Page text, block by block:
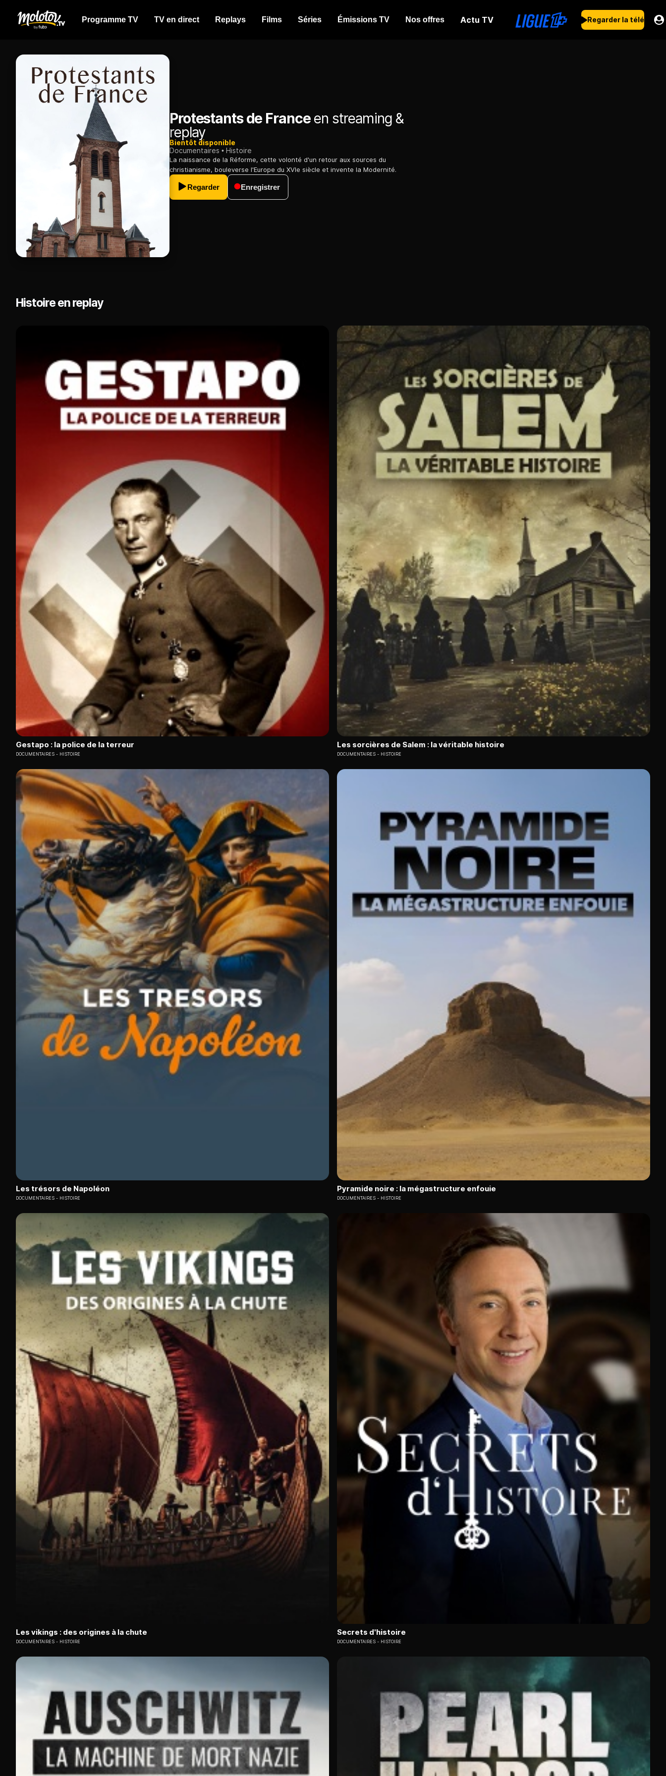
Programme TV TV en direct Replays Films Séries Émissions TV Nos offres Actu TV Regarder la télé
Protestants de Franceen streaming &
replay
Bientôt disponible
Documentaires
Histoire
La naissance de la Réforme, cette volonté d'un retour aux sources du
christianisme, bouleverse l'Europe du XVIe siècle et invente la Modernité.
Regarder Enregistrer
Histoire en replay
Gestapo : la police de la terreur
DOCUMENTAIRES HISTOIRE
Les sorcières de Salem : la véritable histoire
DOCUMENTAIRES HISTOIRE
Les trésors de Napoléon
DOCUMENTAIRES HISTOIRE
Pyramide noire : la mégastructure enfouie
DOCUMENTAIRES HISTOIRE
Les vikings : des origines à la chute
DOCUMENTAIRES HISTOIRE
Secrets d'histoire
DOCUMENTAIRES HISTOIRE